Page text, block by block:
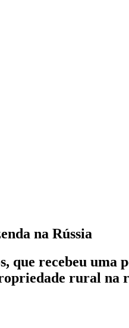
na Rússia
recebeu uma
rural na